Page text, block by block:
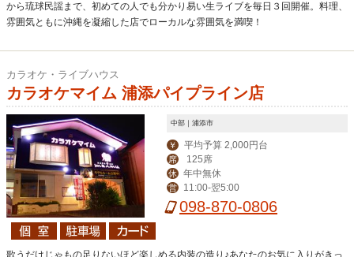
から琉球民謡まで、初めての人でも分かり易い生ライブを毎日３回開催。料理、
雰囲気ともに沖縄を凝縮した店でローカルな雰囲気を満喫！
カラオケ・ライブハウス
カラオケマイム 浦添パイプライン店
中部｜浦添市
￥ 平均予算 2,000円台
席 125席
休 年中無休
営 11:00-翌5:00
098-870-0806
歌うだけじゃもの足りないほど楽しめる内装の造り♪あなたのお気に入りがきっ